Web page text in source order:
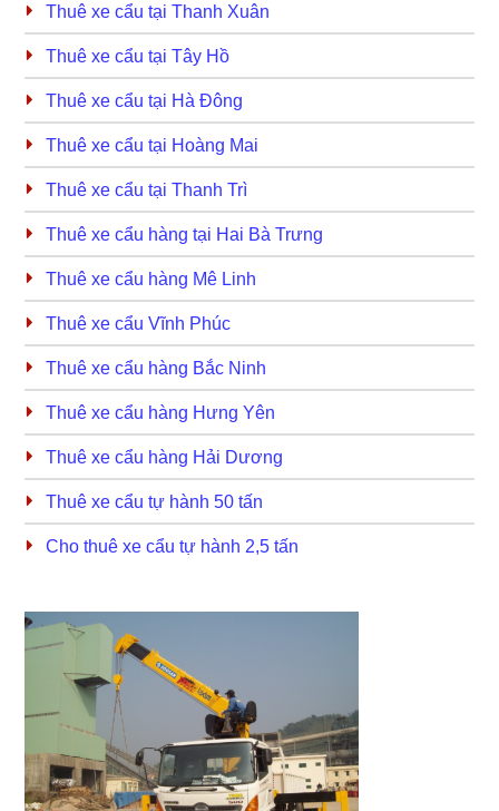
Thuê xe cẩu tại Thanh Xuân
Thuê xe cẩu tại Tây Hồ
Thuê xe cẩu tại Hà Đông
Thuê xe cẩu tại Hoàng Mai
Thuê xe cẩu tại Thanh Trì
Thuê xe cẩu hàng tại Hai Bà Trưng
Thuê xe cẩu hàng Mê Linh
Thuê xe cẩu Vĩnh Phúc
Thuê xe cẩu hàng Bắc Ninh
Thuê xe cẩu hàng Hưng Yên
Thuê xe cẩu hàng Hải Dương
Thuê xe cẩu tự hành 50 tấn
Cho thuê xe cẩu tự hành 2,5 tấn